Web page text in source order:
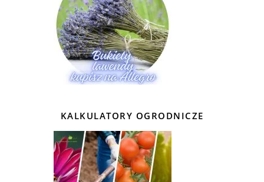
KALKULATORY OGRODNICZE